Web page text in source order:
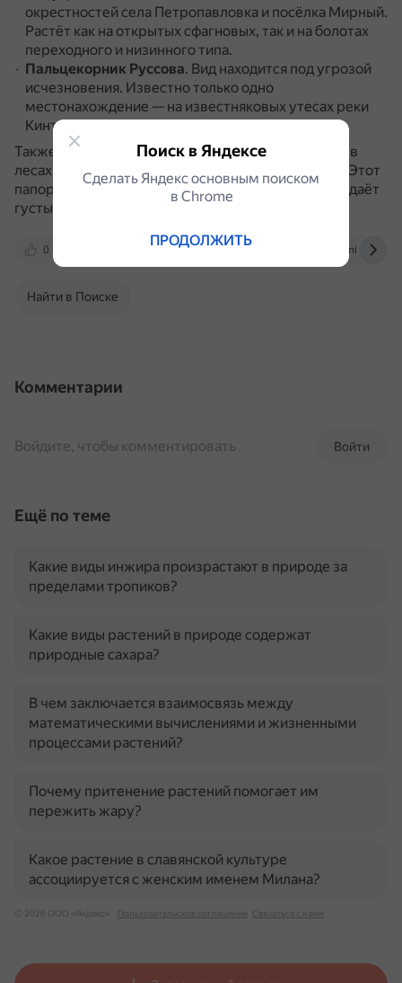
окрестностей села Петропавловка и посёлка Мирный.
Растёт как на открытых сфагновых, так и на болотах
переходного и низинного типа.
Пальцекорник Руссова. Вид находится под угрозой
исчезновения. Известно только одно
местонахождение — на известняковых утесах реки
Кинтереп у бывшей деревни Перелешино.
Также к редким видам растений, встречающимся в
лесах, можно отнести
Этот
папоротник с крупными, перистыми листьями создаёт
густые заросли в лесах и на берегах рек.
0 infourok.ru cyberleninka.ru
Найти в Поиске
Комментарии
Войти
Войдите, чтобы комментировать
Ещё по теме
Какие виды инжира произрастают в природе за
пределами тропиков?
Какие виды растений в природе содержат
природные сахара?
В чем заключается взаимосвязь между
математическими вычислениями и жизненными
процессами растений?
Почему притенение растений помогает им
пережить жару?
Какое растение в славянской культуре
ассоциируется с женским именем Милана?
© 2026 ООО «Яндекс» Пользовательское соглашение Связаться с нами
Поиск в Яндексе
Сделать Яндекс основным поиском
в Сhrome
ПРОДОЛЖИТЬ